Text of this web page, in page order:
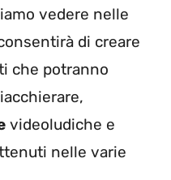
vedere nelle
di creare
che potranno
videoludiche e
nelle varie